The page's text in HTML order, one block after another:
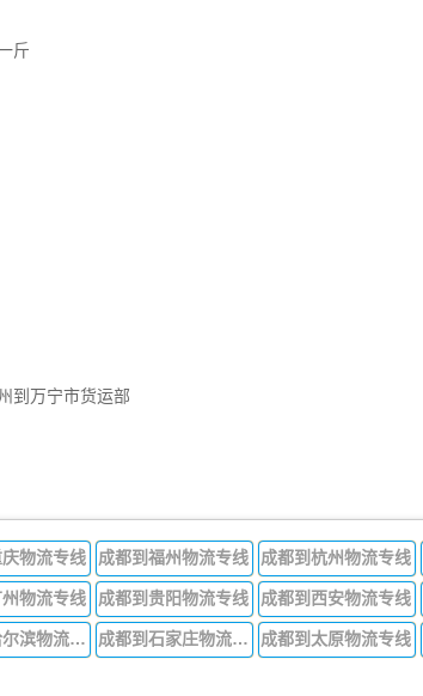
斤
到万宁市货运部
物流专线 成都到福州物流专线 成都到杭州物流专线
物流专线 成都到贵阳物流专线 成都到西安物流专线
成都到哈尔滨物流专线 成都到石家庄物流专线 成都到太原物流专线